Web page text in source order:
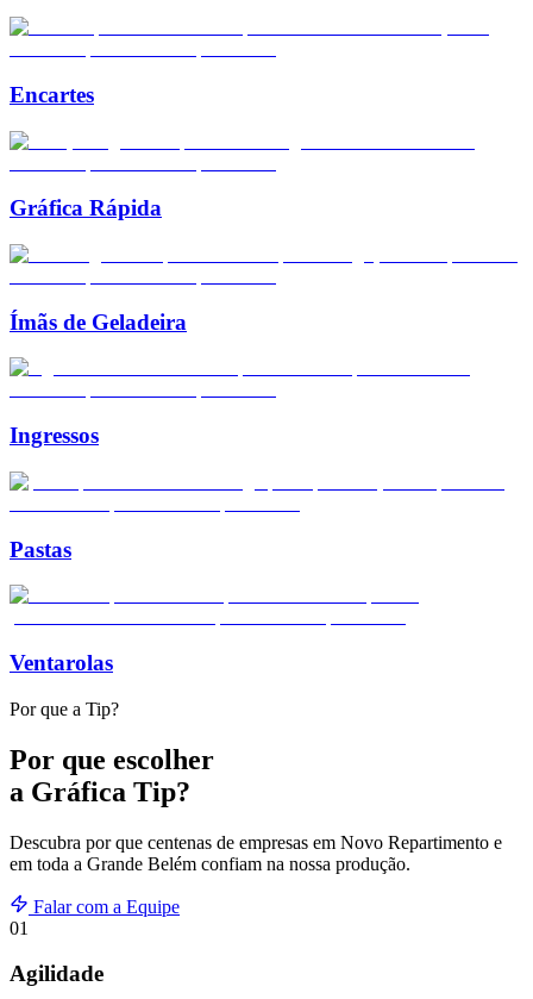
Encartes
Gráfica Rápida
Ímãs de Geladeira
Ingressos
Pastas
Ventarolas
Por que a Tip?
Por que escolher
a Gráfica Tip?
Descubra por que centenas de empresas em Novo Repartimento e
em toda a Grande Belém confiam na nossa produção.
Falar com a Equipe
01
Agilidade